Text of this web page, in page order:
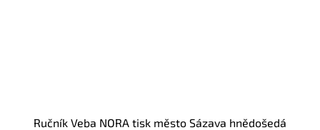
Ručník Veba NORA tisk město Sázava hnědošedá